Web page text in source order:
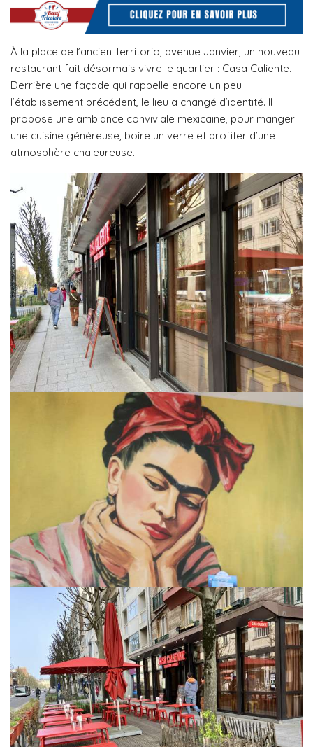
À la place de l’ancien Territorio, avenue Janvier, un nouveau
restaurant fait désormais vivre le quartier : Casa Caliente.
Derrière une façade qui rappelle encore un peu
l’établissement précédent, le lieu a changé d’identité. Il
propose une ambiance conviviale mexicaine, pour manger
une cuisine généreuse, boire un verre et profiter d’une
atmosphère chaleureuse.